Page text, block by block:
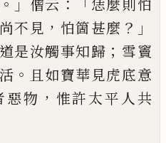
僧云
恁麼則怕
不見 ， 怕箇甚麼 ？」
道是汝觸事知歸 ； 雪竇
。 且如寶華見虎底意
惡物 ， 惟許太平人共